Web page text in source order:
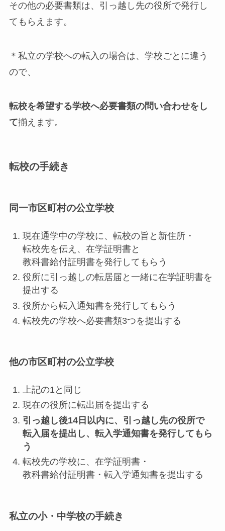
その他の必要書類は、引っ越し先の役所で発行し
てもらえます。
＊私立の学校への転入の場合は、学校ごとに違う
ので、
転校を希望する学校へ必要書類の問い合わせをし
て揃えます。
転校の手続き
同一市区町村の公立学校
現在通学中の学校に、転校の旨と新住所・
転校先を伝え、在学証明書と
教科書給付証明書を発行してもらう
役所に引っ越しの転居届と一緒に在学証明書を
提出する
役所から転入通知書を発行してもらう
転校先の学校へ必要書類3つを提出する
他の市区町村の公立学校
上記の1と同じ
現在の役所に転出届を提出する
引っ越し後14日以内に、引っ越し先の役所で
転入届を提出し、転入学通知書を発行してもら
う
転校先の学校に、在学証明書・
教科書給付証明書・転入学通知書を提出する
私立の小・中学校の手続き